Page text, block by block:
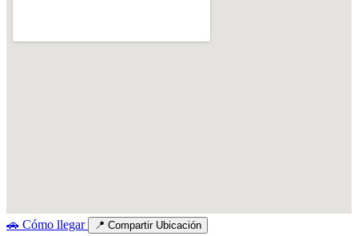
🚗 Cómo llegar 📍 Compartir Ubicación